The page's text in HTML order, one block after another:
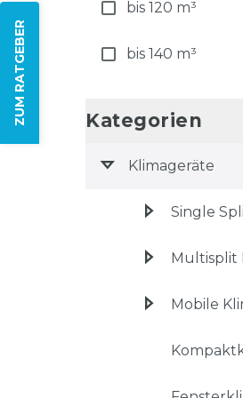
ZUM RATGEBER
bis 120 m³
bis 140 m³
Kategorien
Klimageräte
Single
Multisplit
Mobile